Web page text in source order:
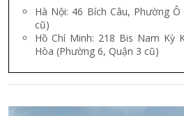
Hà Nội: 46 Bích Câu, Phường
cũ)
Hồ Chí Minh: 218 Bis Nam Kỳ
Hòa (Phường 6, Quận 3 cũ)